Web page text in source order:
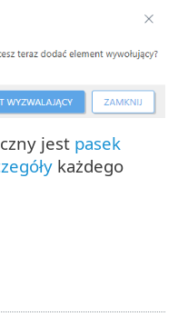
jest pasek
każdego